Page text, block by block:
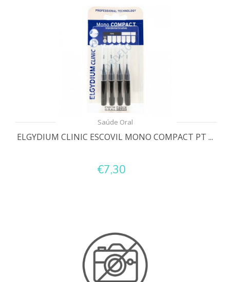
Saúde Oral
ELGYDIUM CLINIC ESCOVIL MONO COMPACT PT ...
€7,30